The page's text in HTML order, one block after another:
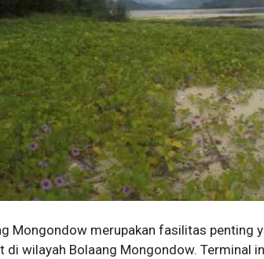
Mongondow merupakan fasilitas penting
di wilayah Bolaang Mongondow. Terminal